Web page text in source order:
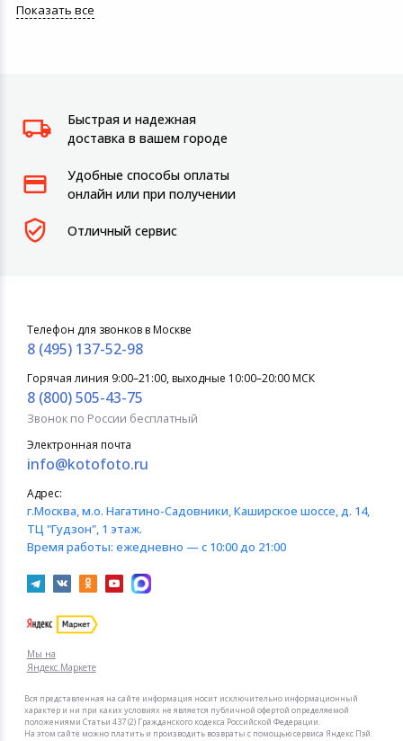
Показать все
Быстрая и надежная
доставка в вашем городе
Удобные способы оплаты
онлайн или при получении
Отличный сервис
Мы на
Яндекс.Маркете
Телефон для звонков в Москве
8 (495) 137-52-98
Горячая линия 9:00–21:00, выходные 10:00–20:00 МСК
8 (800) 505-43-75
Звонок по России бесплатный
Электронная почта
info@kotofoto.ru
Адрес:
г.Москва, м.о. Нагатино-Садовники, Каширское шоссе, д. 14,
ТЦ "Гудзон", 1 этаж.
Время работы: ежедневно — с 10:00 до 21:00
Вся представленная на сайте информация носит исключительно информационный
характер и ни при каких условиях не является публичной офертой определяемой
положениями Статьи 437 (2) Гражданского кодекса Российской Федерации.
На этом сайте можно платить и производить возвраты с помощью сервиса Яндекс Пэй.